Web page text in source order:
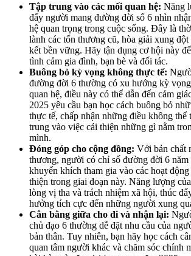
Tập trung vào các mối quan hệ: Năng
đẩy người mang đường đời số 6 nhìn
hệ quan trọng trong cuộc sống. Đây là
lành các tổn thương cũ, hòa giải xung
kết bền vững. Hãy tận dụng cơ hội này
tình cảm gia đình, bạn bè và đối tác.
Buông bỏ kỳ vọng không thực tế:
đường đời 6 thường có xu hướng kỳ
quan hệ, điều này có thể dẫn đến cảm
2025 yêu cầu bạn học cách buông bỏ
thực tế, chấp nhận những điều không thể
trung vào việc cải thiện những gì nằm
mình.
Đóng góp cho cộng đồng: Với bản chất
thương, người có chỉ số đường đời 6 năm
khuyến khích tham gia vào các hoạt
thiện trong giai đoạn này. Năng lượng
lòng vị tha và trách nhiệm xã hội, thúc
hưởng tích cực đến những người xung
Cân bằng giữa cho đi và nhận lại:
chủ đạo 6 thường dễ đặt nhu cầu của
bản thân. Tuy nhiên, bạn hãy học cách
quan tâm người khác và chăm sóc chính